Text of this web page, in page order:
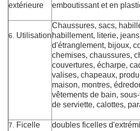
extérieure
emboutissant et en
6. Utilisation
Chaussures, sacs,
habillement, literie,
d'étranglement, bijoux,
chemises, chaussures,
couvertures, écharpe,
valises, chapeaux,
maison, montres,
vêtements de bain,
de serviette, calottes,
7. Ficelle
doubles ficelles